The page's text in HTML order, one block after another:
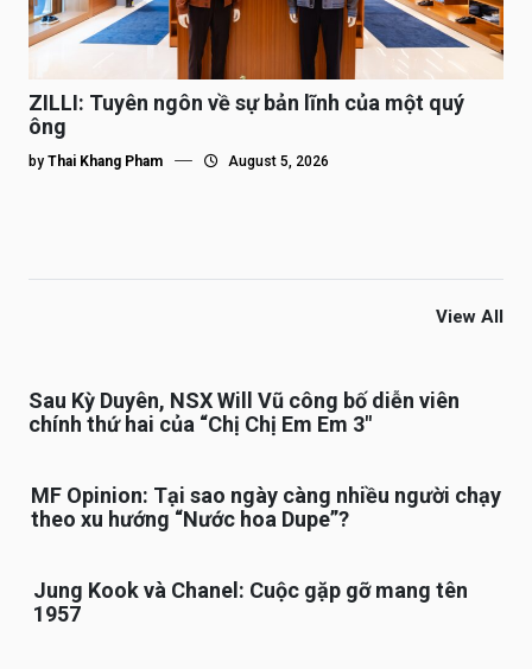
ZILLI: Tuyên ngôn về sự bản lĩnh của một quý
ông
by Thai Khang Pham August 5, 2026
View All
Sau Kỳ Duyên, NSX Will Vũ công bố diễn viên
chính thứ hai của “Chị Chị Em Em 3″
MF Opinion: Tại sao ngày càng nhiều người chạy
theo xu hướng “Nước hoa Dupe”?
Jung Kook và Chanel: Cuộc gặp gỡ mang tên
1957